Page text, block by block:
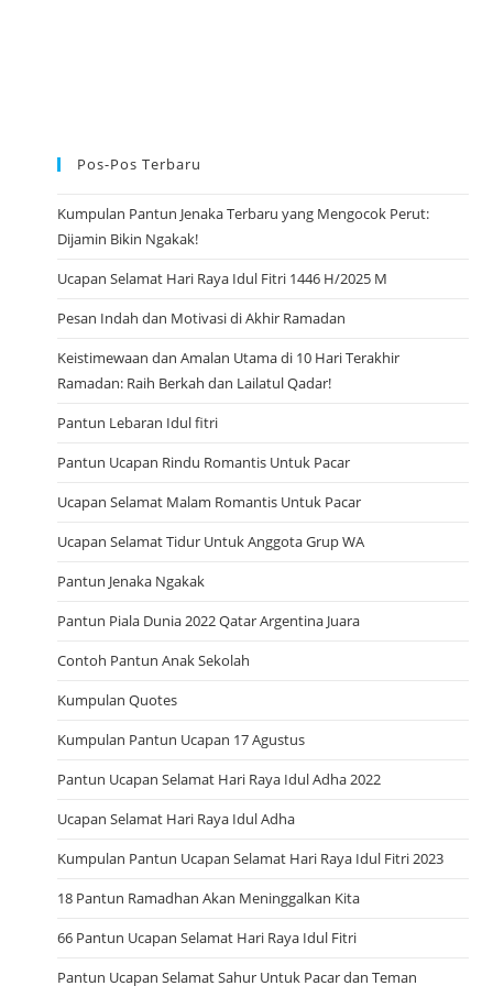
Pos-Pos Terbaru
Kumpulan Pantun Jenaka Terbaru yang Mengocok Perut:
Dijamin Bikin Ngakak!
Ucapan Selamat Hari Raya Idul Fitri 1446 H/2025 M
Pesan Indah dan Motivasi di Akhir Ramadan
Keistimewaan dan Amalan Utama di 10 Hari Terakhir
Ramadan: Raih Berkah dan Lailatul Qadar!
Pantun Lebaran Idul fitri
Pantun Ucapan Rindu Romantis Untuk Pacar
Ucapan Selamat Malam Romantis Untuk Pacar
Ucapan Selamat Tidur Untuk Anggota Grup WA
Pantun Jenaka Ngakak
Pantun Piala Dunia 2022 Qatar Argentina Juara
Contoh Pantun Anak Sekolah
Kumpulan Quotes
Kumpulan Pantun Ucapan 17 Agustus
Pantun Ucapan Selamat Hari Raya Idul Adha 2022
Ucapan Selamat Hari Raya Idul Adha
Kumpulan Pantun Ucapan Selamat Hari Raya Idul Fitri 2023
18 Pantun Ramadhan Akan Meninggalkan Kita
66 Pantun Ucapan Selamat Hari Raya Idul Fitri
Pantun Ucapan Selamat Sahur Untuk Pacar dan Teman